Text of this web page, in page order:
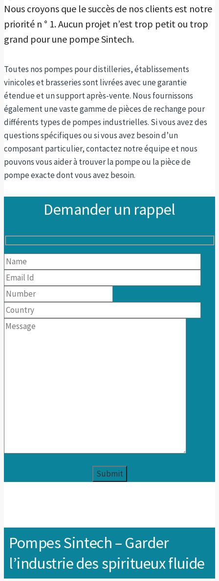
Nous croyons que le succès de nos clients est notre
priorité n ° 1. Aucun projet n’est trop petit ou trop
grand pour une pompe Sintech.
Toutes nos pompes pour distilleries, établissements
vinicoles et brasseries sont livrées avec une garantie
étendue et un support après-vente. Nous fournissons
également une vaste gamme de pièces de rechange pour
différents types de pompes industrielles. Si vous avez des
questions spécifiques ou si vous avez besoin d’un
composant particulier, contactez notre équipe et nous
pouvons vous aider à trouver la pompe ou la pièce de
pompe exacte dont vous avez besoin.
Demander un rappel
Pompes Sintech – Garder
l’industrie des spiritueux fluide